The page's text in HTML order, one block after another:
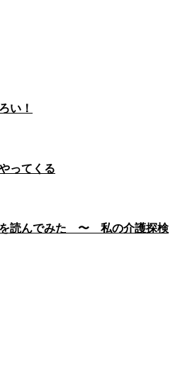
い！
ってくる
を読んでみた 〜 私の介護探検